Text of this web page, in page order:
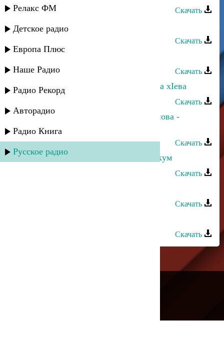
Релакс ФМ
Детское радио
Европа Плюс
Наше Радио
Радио Рекорд
Авторадио
Радио Книга
Русское радио
Скачать
Даку Асадулаев - Пикрабазул
Скачать
Даку Асадулаев - Цо берцинай яс
Скачать
Шамиль Гаджиев - ХIунтIена читла хIева
Скачать
Шакир Гаджиев и Патимат Курбанова -
Красивая любовь
Скачать
Шамиль Гаджиев - Ассаламу алейкум
Скачать
Скачать
Скачать